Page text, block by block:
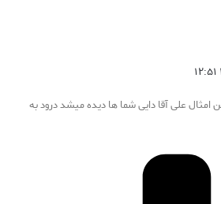
امثال علی آقا دایی شما ها دیده میشد درود به